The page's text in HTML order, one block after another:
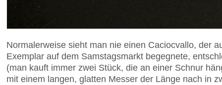
Normalerweise sieht man nie einen Caciocvallo, der
Exemplar auf dem Samstagsmarkt begegnete,
(man kauft immer zwei Stück, die an einer Schnur
mit einem langen, glatten Messer der Länge nach in